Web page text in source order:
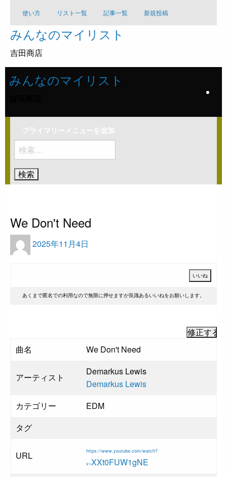
へ
プ
使い方 リスト一覧 記事一覧 新規投稿
みんなのマイリスト
吉田商店
みんなのマイリスト
プライマリーメニューを追加
検
索:
We Don't Need
投
2025年11月4日
あくまで匿名での利用なので無限に押せますが良識あるいいねをお願いします。
曲名 We Don't Need
アーティスト
Demarkus Lewis
Demarkus Lewis
カテゴリー
EDM
タグ
URL
https://www.youtube.com/watch?
v=XXt0FUW1gNE